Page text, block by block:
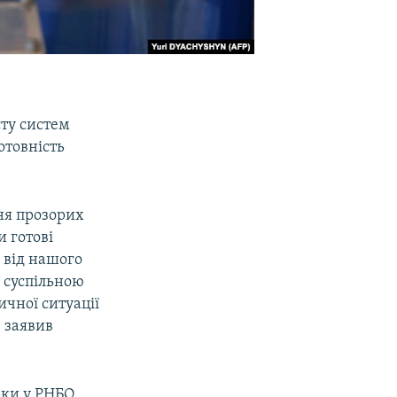
систем
прозорих
від нашого
ситуації
заявив